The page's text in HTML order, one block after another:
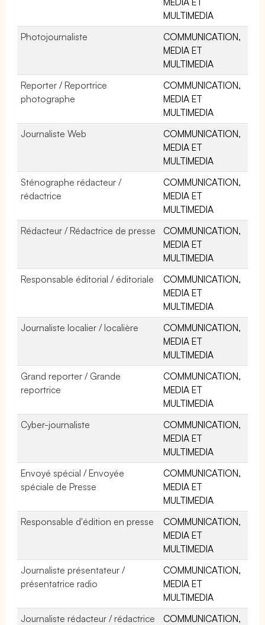
MULTIMEDIA
Photojournaliste
COMMUNICATION,
MEDIA ET
MULTIMEDIA
Reporter / Reportrice
photographe
COMMUNICATION,
MEDIA ET
MULTIMEDIA
Journaliste Web
COMMUNICATION,
MEDIA ET
MULTIMEDIA
Sténographe rédacteur /
rédactrice
COMMUNICATION,
MEDIA ET
MULTIMEDIA
Rédacteur / Rédactrice de presse
COMMUNICATION,
MEDIA ET
MULTIMEDIA
Responsable éditorial / éditoriale
COMMUNICATION,
MEDIA ET
MULTIMEDIA
Journaliste localier / localière
COMMUNICATION,
MEDIA ET
MULTIMEDIA
Grand reporter / Grande
reportrice
COMMUNICATION,
MEDIA ET
MULTIMEDIA
Cyber-journaliste
COMMUNICATION,
MEDIA ET
MULTIMEDIA
Envoyé spécial / Envoyée
spéciale de Presse
COMMUNICATION,
MEDIA ET
MULTIMEDIA
Responsable d'édition en presse
COMMUNICATION,
MEDIA ET
MULTIMEDIA
Journaliste présentateur /
présentatrice radio
COMMUNICATION,
MEDIA ET
MULTIMEDIA
Journaliste rédacteur / rédactrice
COMMUNICATION,